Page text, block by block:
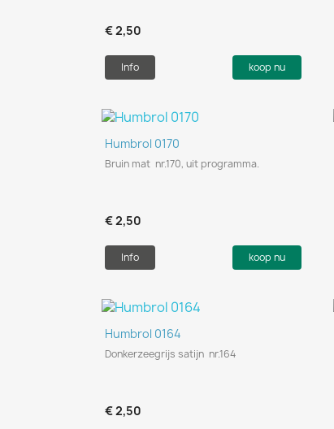
€ 2,50
Info koop nu
Snel bekijken
Humbrol 0170
Bruin mat nr.170, uit programma.
€ 2,50
Info koop nu
Snel bekijken
Humbrol 0164
Donkerzeegrijs satijn nr.164
€ 2,50